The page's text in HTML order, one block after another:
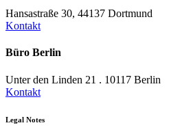
Hansastraße 30, 44137 Dortmund
Kontakt
Büro Berlin
Unter den Linden 21 . 10117 Berlin
Kontakt
Legal Notes